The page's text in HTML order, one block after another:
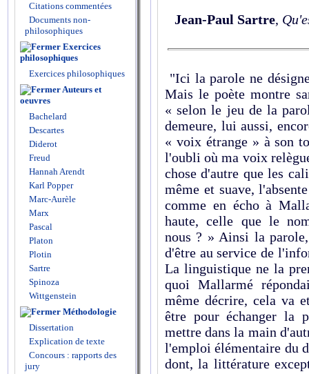
Citations commentées
Documents non-
philosophiques
Exercices
philosophiques
Exercices philosophiques
Auteurs et
oeuvres
Bachelard
Descartes
Diderot
Freud
Hannah Arendt
Karl Popper
Marc-Aurèle
Marx
Pascal
Platon
Plotin
Sartre
Spinoza
Wittgenstein
Méthodologie
Dissertation
Explication de texte
Concours : rapports des
jury
Jean-Paul Sartre,
"Ici la parole ne
Mais le poète montre
« selon le jeu de la
demeure, lui aussi,
« voix étrange » à son
l'oubli où ma voix
chose d'autre que les
même et suave,
comme en écho à
haute, celle que le
nous ? » Ainsi la
d'être au service de
La linguistique ne la
quoi Mallarmé
même décrire, cela va
être pour échanger la
mettre dans la main
l'emploi élémentaire du
dont, la littérature